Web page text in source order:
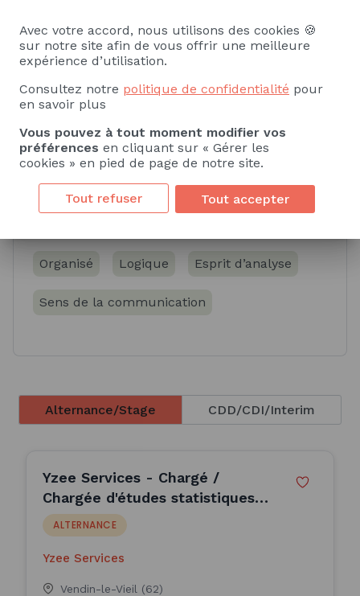
Sciences économiques et sociales
Système d'Information Géographique (SIG)
Analyse de données
Voir plus
Soft skills
Organisé Logique Esprit d’analyse
Sens de la communication
Alternance/Stage CDD/CDI/Interim
Yzee Services - Chargé /
Chargée d'études statistiques
(H/F)
ALTERNANCE
Yzee Services
Vendin-le-Vieil (62)
Avec votre accord, nous utilisons des cookies 🍪
sur notre site afin de vous offrir une meilleure
expérience d’utilisation.
Consultez notre politique de confidentialité pour
en savoir plus
Vous pouvez à tout moment modifier vos
préférences en cliquant sur « Gérer les
cookies » en pied de page de notre site.
Tout refuser Tout accepter